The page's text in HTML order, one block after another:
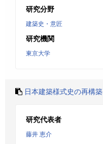
研究分野
建築史・意匠
研究機関
東京大学
日本建築様式史の再構築
研究代表者
藤井 恵介